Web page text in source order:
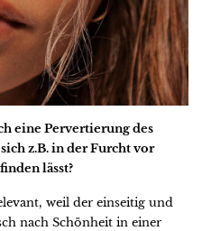
eine Pervertierung des
z.B. in der Furcht vor
lässt?
weil der einseitig und
nach Schönheit in einer